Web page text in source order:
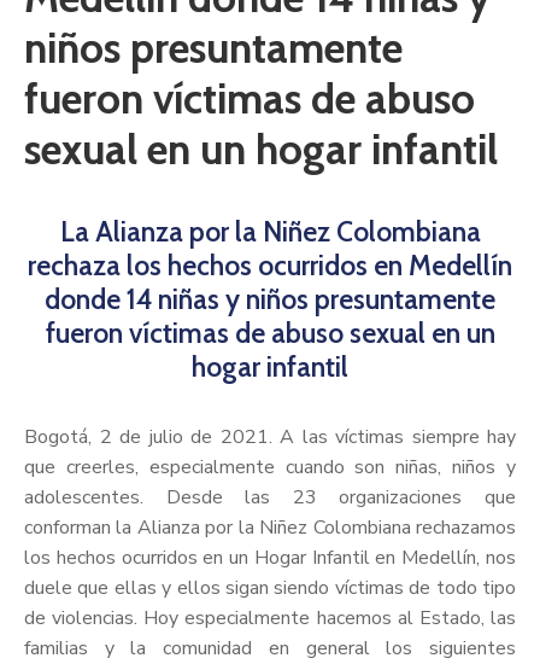
niños presuntamente
fueron víctimas de abuso
sexual en un hogar infantil
La Alianza por la Niñez Colombiana
rechaza los hechos ocurridos en Medellín
donde 14 niñas y niños presuntamente
fueron víctimas de abuso sexual en un
hogar infantil
Bogotá, 2 de julio de 2021. A las víctimas siempre hay
que creerles, especialmente cuando son niñas, niños y
adolescentes. Desde las 23 organizaciones que
conforman la Alianza por la Niñez Colombiana rechazamos
los hechos ocurridos en un Hogar Infantil en Medellín, nos
duele que ellas y ellos sigan siendo víctimas de todo tipo
de violencias. Hoy especialmente hacemos al Estado, las
familias y la comunidad en general los siguientes